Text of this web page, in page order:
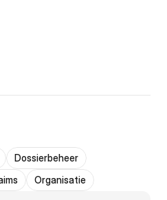
Dossierbeheer
Organisatie